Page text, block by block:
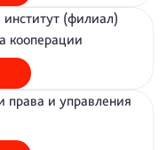
(филиал)
кооперации
права и управления